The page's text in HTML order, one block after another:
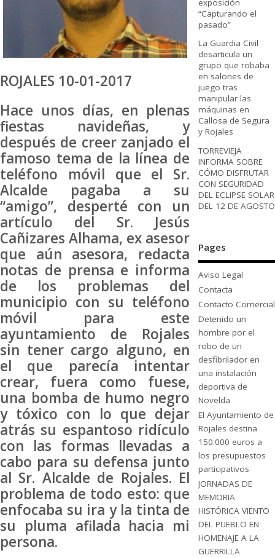
ROJALES 10-01-2017
Hace unos días, en plenas
fiestas navideñas, y
después de creer zanjado el
famoso tema de la línea de
teléfono móvil que el Sr.
Alcalde pagaba a su
“amigo”, desperté con un
artículo del Sr. Jesús
Cañizares Alhama, ex asesor
que aún asesora, redacta
notas de prensa e informa
de los problemas del
municipio con su teléfono
móvil para este
ayuntamiento de Rojales
sin tener cargo alguno, en
el que parecía intentar
crear, fuera como fuese,
una bomba de humo negro
y tóxico con lo que dejar
atrás su espantoso ridículo
con las formas llevadas a
cabo para su defensa junto
al Sr. Alcalde de Rojales. El
problema de todo esto: que
enfocaba su ira y la tinta de
su pluma afilada hacia mi
persona.
exposición
“Capturando el
pasado”
La Guardia Civil
desarticula un
grupo que robaba
en salones de
juego tras
manipular las
máquinas en
Callosa de Segura
y Rojales
TORREVIEJA
INFORMA SOBRE
CÓMO DISFRUTAR
CON SEGURIDAD
DEL ECLIPSE SOLAR
DEL 12 DE AGOSTO
Pages
Aviso Legal
Contacta
Contacto Comercial
Detenido un
hombre por el
robo de un
desfibrilador en
una instalación
deportiva de
Novelda
El Ayuntamiento de
Rojales destina
150.000 euros a
los presupuestos
participativos
JORNADAS DE
MEMORIA
HISTÓRICA VIENTO
DEL PUEBLO EN
HOMENAJE A LA
GUERRILLA